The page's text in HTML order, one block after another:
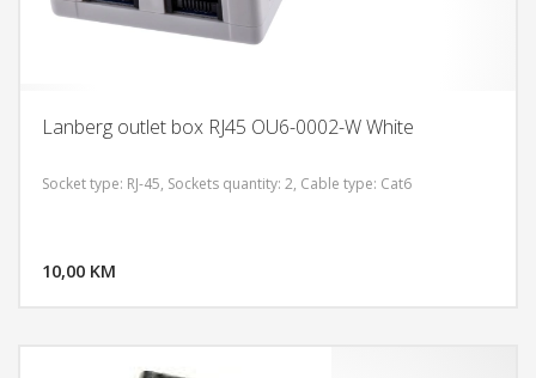
Lanberg outlet box RJ45 OU6-0002-W White
Socket type: RJ-45, Sockets quantity: 2, Cable type: Cat6
10,00 KM